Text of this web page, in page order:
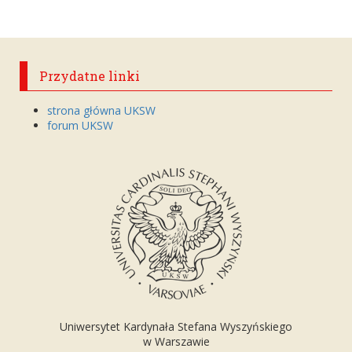
Przydatne linki
strona główna UKSW
forum UKSW
Uniwersytet Kardynała Stefana Wyszyńskiego
w Warszawie